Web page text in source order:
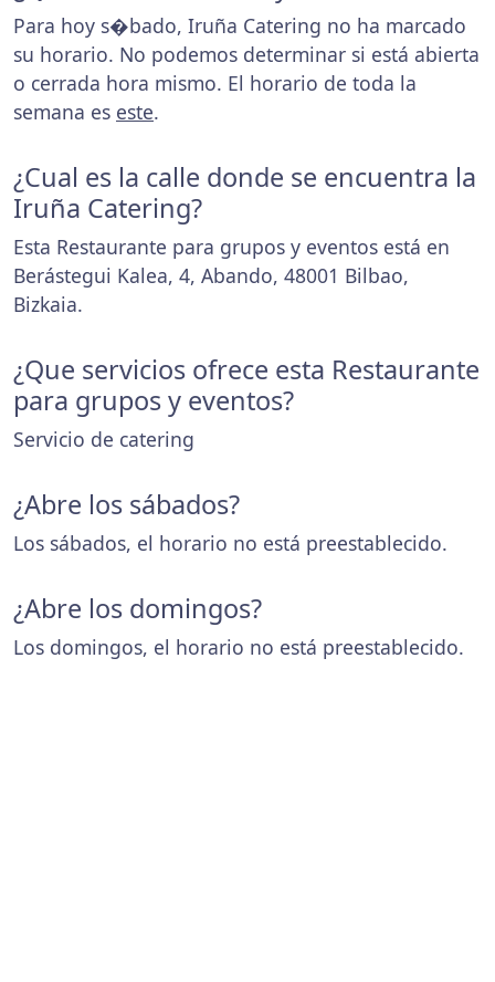
Para hoy s�bado, Iruña Catering no ha marcado
su horario. No podemos determinar si está abierta
o cerrada hora mismo. El horario de toda la
semana es este.
¿Cual es la calle donde se encuentra la
Iruña Catering?
Esta Restaurante para grupos y eventos está en
Berástegui Kalea, 4, Abando, 48001 Bilbao,
Bizkaia.
¿Que servicios ofrece esta Restaurante
para grupos y eventos?
Servicio de catering
¿Abre los sábados?
Los sábados, el horario no está preestablecido.
¿Abre los domingos?
Los domingos, el horario no está preestablecido.